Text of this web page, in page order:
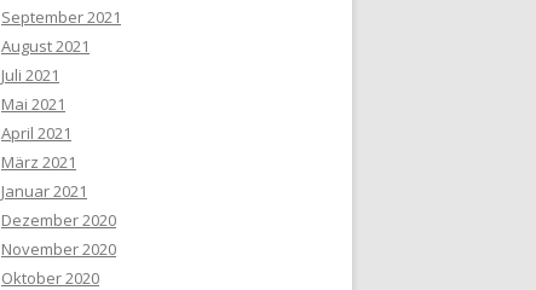
September 2021
August 2021
Juli 2021
Mai 2021
April 2021
März 2021
Januar 2021
Dezember 2020
November 2020
Oktober 2020